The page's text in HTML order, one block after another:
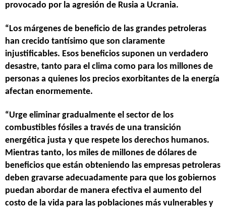
provocado por la agresión de Rusia a Ucrania.
“Los márgenes de beneficio de las grandes petroleras
han crecido tantísimo que son claramente
injustificables. Esos beneficios suponen un verdadero
desastre, tanto para el clima como para los millones de
personas a quienes los precios exorbitantes de la energía
afectan enormemente.
“Urge eliminar gradualmente el sector de los
combustibles fósiles a través de una transición
energética justa y que respete los derechos humanos.
Mientras tanto, los miles de millones de dólares de
beneficios que están obteniendo las empresas petroleras
deben gravarse adecuadamente para que los gobiernos
puedan abordar de manera efectiva el aumento del
costo de la vida para las poblaciones más vulnerables y